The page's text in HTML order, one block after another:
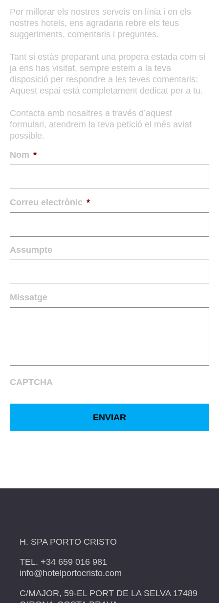
Per millorar els nostres serveis en línia i en els
nostres hotels, ens agradaria rebre els teus
suggeriments, comentaris i preguntes.
Tant si estàs preparant una propera estada com si
ja ens has visitat, sempre estem a la teva
disposició per respondre a les teves comentaris:
Aquest espai està completament dedicat per a tu.
Contacta amb nosaltres a través d’aquest
formulari, atendrem la teva petició el més aviat
possible.
Nom *
Correu electrònic *
Assumpte
Missatge
CAPTCHA
H. SPA PORTO CRISTO
TEL. +34 659 016 981
info@hotelportocristo.com
C/MAJOR, 59-EL PORT DE LA SELVA 17489